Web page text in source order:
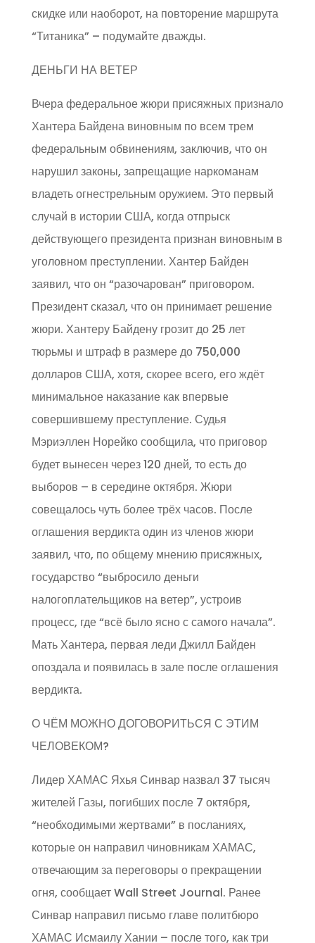
скидке или наоборот, на повторение маршрута
“Титаника” – подумайте дважды.
ДЕНЬГИ НА ВЕТЕР
Вчера федеральное жюри присяжных признало
Хантера Байдена виновным по всем трем
федеральным обвинениям, заключив, что он
нарушил законы, запрещащие наркоманам
владеть огнестрельным оружием. Это первый
случай в истории США, когда отпрыск
действующего президента признан виновным в
уголовном преступлении. Хантер Байден
заявил, что он “разочарован” приговором.
Президент сказал, что он принимает решение
жюри. Хантеру Байдену грозит до 25 лет
тюрьмы и штраф в размере до 750,000
долларов США, хотя, скорее всего, его ждёт
минимальное наказание как впервые
совершившему преступление. Судья
Мэриэллен Норейко сообщила, что приговор
будет вынесен через 120 дней, то есть до
выборов – в середине октября. Жюри
совещалось чуть более трёх часов. После
оглашения вердикта один из членов жюри
заявил, что, по общему мнению присяжных,
государство “выбросило деньги
налогоплательщиков на ветер”, устроив
процесс, где “всё было ясно с самого начала”.
Мать Хантера, первая леди Джилл Байден
опоздала и появилась в зале после оглашения
вердикта.
О ЧЁМ МОЖНО ДОГОВОРИТЬСЯ С ЭТИМ
ЧЕЛОВЕКОМ?
Лидер ХАМАС Яхья Синвар назвал 37 тысяч
жителей Газы, погибших после 7 октября,
“необходимыми жертвами” в посланиях,
которые он направил чиновникам ХАМАС,
отвечающим за переговоры о прекращении
огня, сообщает Wall Street Journal. Ранее
Синвар направил письмо главе политбюро
ХАМАС Исмаилу Хании – после того, как три